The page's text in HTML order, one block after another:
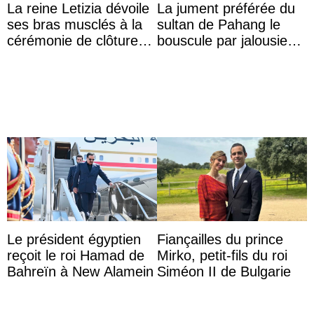
La reine Letizia dévoile
ses bras musclés à la
cérémonie de clôture
La jument préférée du
sultan de Pahang le
bouscule par jalousie
Le président égyptien
reçoit le roi Hamad de
Bahreïn à New Alamein
Fiançailles du prince
Mirko, petit-fils du roi
Siméon II de Bulgarie